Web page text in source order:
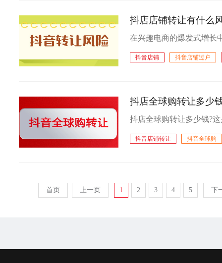
抖店店铺转让有什么
抖音店铺 抖音店铺过户
抖店全球购转让多少
抖音店铺转让 抖音全球购
首页 上一页 1 2 3 4 5 下